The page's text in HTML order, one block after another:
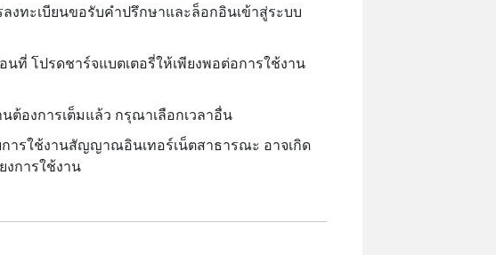
ทะเบียนขอรับคำปรึกษาและล็อกอินเข้าสู่ระบบ
ที่ โปรดชาร์จแบตเตอรี่ให้เพียงพอต่อการใช้งาน
ต้องการเต็มแล้ว กรุณาเลือกเวลาอื่น
ารใช้งานสัญญาณอินเทอร์เน็ตสาธารณะ อาจเกิด
การใช้งาน